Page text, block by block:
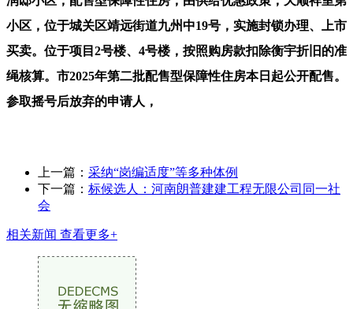
小区，位于城关区靖远街道九州中19号，实施封锁办理、上市
买卖。位于项目2号楼、4号楼，按照购房款扣除衡宇折旧的准
绳核算。市2025年第二批配售型保障性住房本日起公开配售。
参取摇号后放弃的申请人，
上一篇： 采纳“岗编适度”等多种体例
下一篇： 标候选人：河南朗普建建工程无限公司同一社
会
相关新闻 查看更多+